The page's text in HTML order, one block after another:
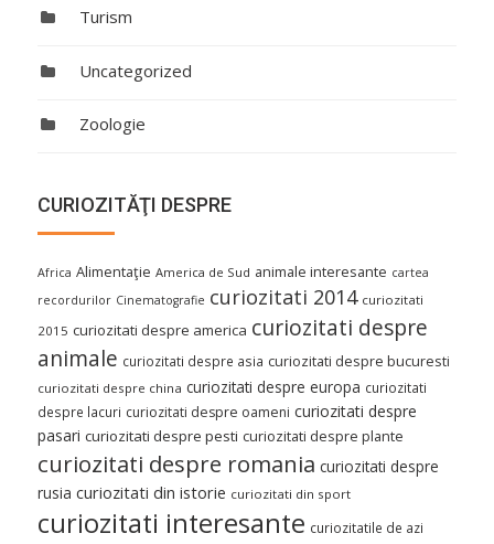
Turism
Uncategorized
Zoologie
CURIOZITĂŢI DESPRE
Africa Alimentaţie America de Sud animale interesante cartea
recordurilor Cinematografie curiozitati 2014 curiozitati
2015 curiozitati despre america curiozitati despre
animale curiozitati despre asia curiozitati despre bucuresti
curiozitati despre china curiozitati despre europa curiozitati
despre lacuri curiozitati despre oameni curiozitati despre
pasari curiozitati despre pesti curiozitati despre plante
curiozitati despre romania curiozitati despre
rusia curiozitati din istorie curiozitati din sport
curiozitati interesante curiozitatile de azi